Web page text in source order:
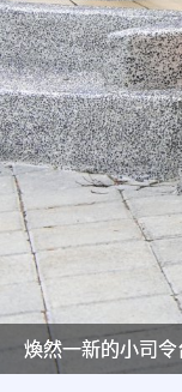
美麗的操場是我們
美麗的操場是我們
煥然一新的小司令
煥然一新的小司令
富含桃園埤塘田園
富含桃園埤塘田園
嶄新的中庭廣場
嶄新的中庭廣場
水生池生生不息
水生池生生不息